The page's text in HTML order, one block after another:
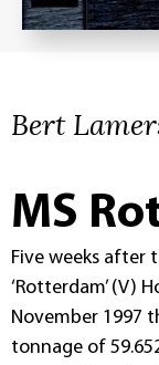
Bert
MS
Five weeks after
‘Rotterdam’ (V)
November 1997
tonnage of